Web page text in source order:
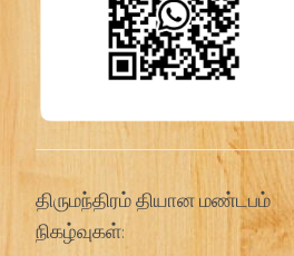
திருமந்திரம் தியான மண்டபம்
நிகழ்வுகள்: